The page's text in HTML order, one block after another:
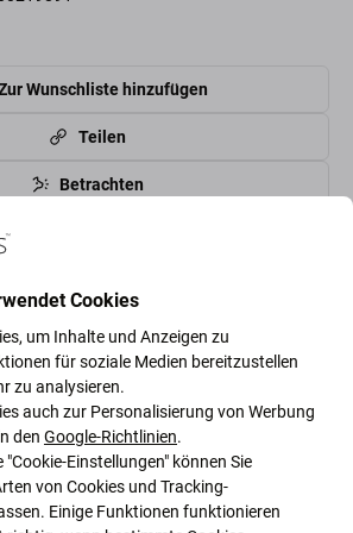
Wunschliste hinzufügen
Teilen
Betrachten
auch
Cookies
um Inhalte und Anzeigen zu
für soziale Medien bereitzustellen
zu analysieren.
auch zur Personalisierung von Werbung
den Google-Richtlinien.
Einstellungen" können Sie
von Cookies und Tracking-
Einige Funktionen funktionieren